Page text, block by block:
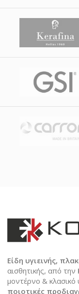
Είδη υγιεινής,
αισθητικής, από την
μοντέρνο & κλασικό
ποιοτικές